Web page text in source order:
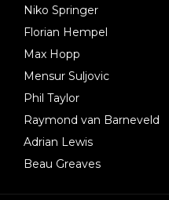
Niko Springer
Florian Hempel
Max Hopp
Mensur Suljovic
Phil Taylor
Raymond van Barneveld
Adrian Lewis
Beau Greaves